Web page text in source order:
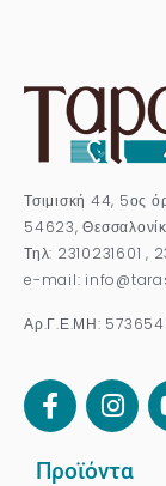
Τσιμισκή 44, 5ος
54623,
Τηλ: 2310231601 ,
e-mail:
Αρ.Γ.Ε.ΜΗ:
Προϊόντα